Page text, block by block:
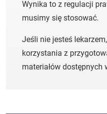
Wynika to z regulacji
musimy się stosować.
Jeśli nie jesteś
korzystania z
materiałów dostępnych